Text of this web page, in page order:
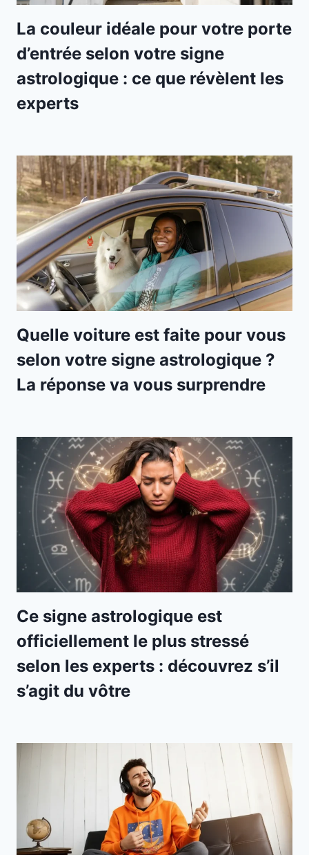
La couleur idéale pour votre porte
d’entrée selon votre signe
astrologique : ce que révèlent les
experts
Quelle voiture est faite pour vous
selon votre signe astrologique ?
La réponse va vous surprendre
Ce signe astrologique est
officiellement le plus stressé
selon les experts : découvrez s’il
s’agit du vôtre